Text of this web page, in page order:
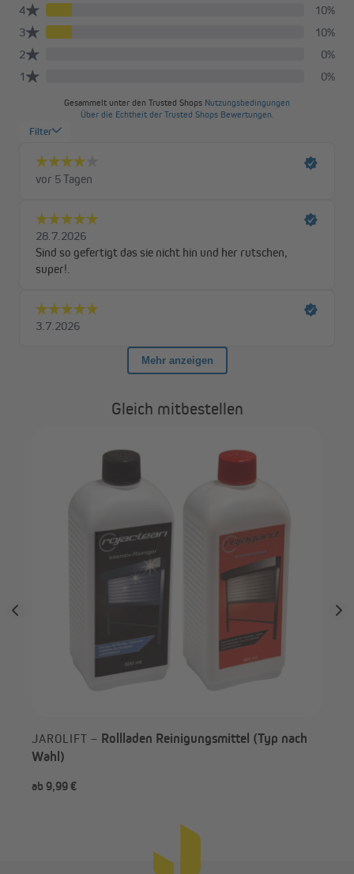
Gleich mitbestellen
JAROLIFT – Rollladen Reinigungsmittel (Typ nach
Wahl)
ab 9,99 €